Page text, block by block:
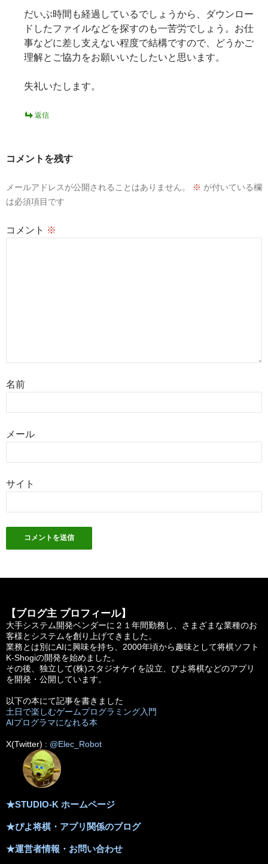
だいぶ時間も経過しているでしょうから、ダウンロー
ドしたファイルなどを探すのも一苦労でしょう。お仕
事などに差し支えない程度で結構ですので、どうかご
理解とご協力をお願いいたしたいと思います。
失礼いたします。
返信
コメントを残す
メールアドレスが公開されることはありません。 ※ が付いている欄
は必須項目です
コメント ※
名前
メール
サイト
【ブログ主 プロフィール】
大手システム開発ベンダーに２１年間勤務し、さまざまな業種のお
客様とシステムを創り上げてきました。
業務とは別にAIに興味を持ち、2000年頃から趣味として将棋ソフト
K-Shogiの開発を始めました。
その後、独立して(株)スタジオケイを設立、ぴよ将棋などのアプリ
を開発・公開しています。
以下の本にて記事を書きました
土日で楽しむゲームプログラミング入門
AIプログラマになれる本
X(Twitter) : @Elec_Robot
★STUDIO-K ホームページ
★ぴよ将棋・アプリ関係のブログ
★運営者情報・お問い合わせ